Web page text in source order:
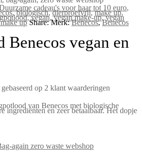
cadeau's voor haar tot 10 euro,
,biologisch,dierproefvrij,make up,
,vegan,vegan make-up,vegan
up Share: Merk:Benecos,Benecos
Benecos vegan en
op 2 klant waarderingen
van Benecos met biologische
ingrediënten en zeer betaalbaar. Het dopje